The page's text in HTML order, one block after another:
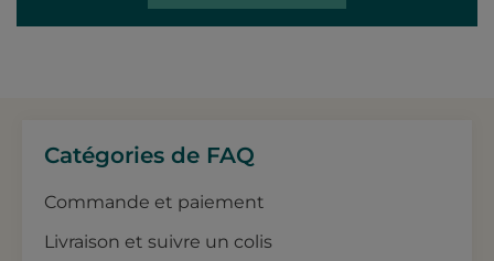
Catégories de FAQ
Commande et paiement
Livraison et suivre un colis